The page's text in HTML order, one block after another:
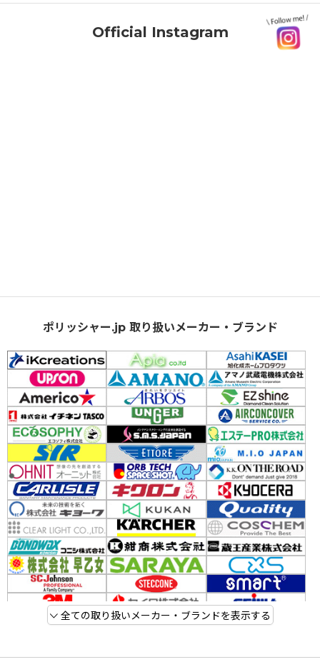
Official Instagram
ポリッシャー.jp 取り扱いメーカー・ブランド
全ての取り扱いメーカー・ブランドを表示する